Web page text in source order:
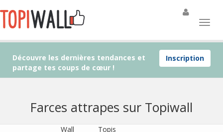
Inscription
Découvre les dernières tendances et
partage tes coups de cœur !
Farces attrapes sur Topiwall
Wall
Topis